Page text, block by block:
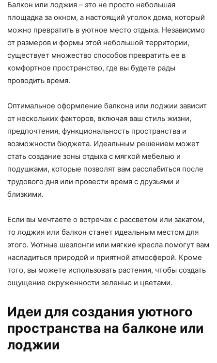
Балкон или лоджия – это не просто небольшая
площадка за окном, а настоящий уголок дома, который
можно превратить в уютное место отдыха. Независимо
от размеров и формы этой небольшой территории,
существует множество способов превратить ее в
комфортное пространство, где вы будете рады
проводить время.
Оптимальное оформление балкона или лоджии зависит
от нескольких факторов, включая ваш стиль жизни,
предпочтения, функциональность пространства и
возможности бюджета. Идеальным решением может
стать создание зоны отдыха с мягкой мебелью и
подушками, которые позволят вам расслабиться после
трудового дня или провести время с друзьями и
близкими.
Если вы мечтаете о встречах с рассветом или закатом,
то лоджия или балкон станет идеальным местом для
этого. Уютные шезлонги или мягкие кресла помогут вам
насладиться природой и приятной атмосферой. Кроме
того, вы можете использовать растения, чтобы создать
ощущение окруженности зеленью и цветами.
Идеи для создания уютного
пространства на балконе или
лоджии